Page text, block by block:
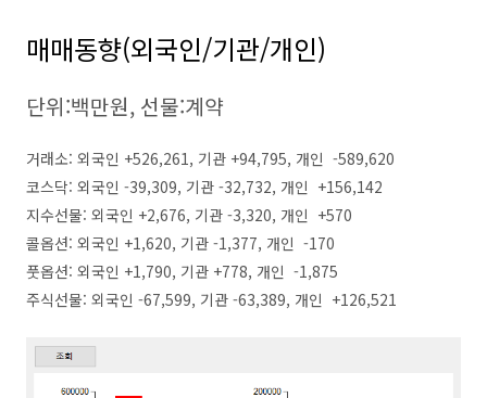
매매동향(외국인/기관/개인)
단위:백만원, 선물:계약
거래소: 외국인 +526,261, 기관 +94,795, 개인 -589,620
코스닥: 외국인 -39,309, 기관 -32,732, 개인 +156,142
지수선물: 외국인 +2,676, 기관 -3,320, 개인 +570
콜옵션: 외국인 +1,620, 기관 -1,377, 개인 -170
풋옵션: 외국인 +1,790, 기관 +778, 개인 -1,875
주식선물: 외국인 -67,599, 기관 -63,389, 개인 +126,521